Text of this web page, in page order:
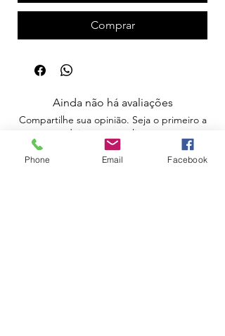
Comprar
Ainda não há avaliações
Compartilhe sua opinião. Seja o primeiro a
deixar uma avaliação.
Phone Email Facebook